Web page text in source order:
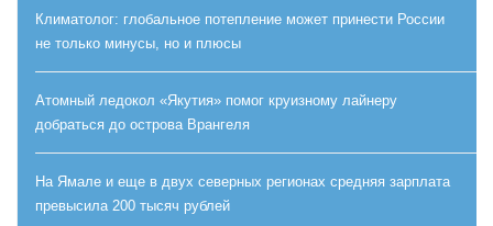
Климатолог: глобальное потепление может принести России
не только минусы, но и плюсы
Атомный ледокол «Якутия» помог круизному лайнеру
добраться до острова Врангеля
На Ямале и еще в двух северных регионах средняя зарплата
превысила 200 тысяч рублей